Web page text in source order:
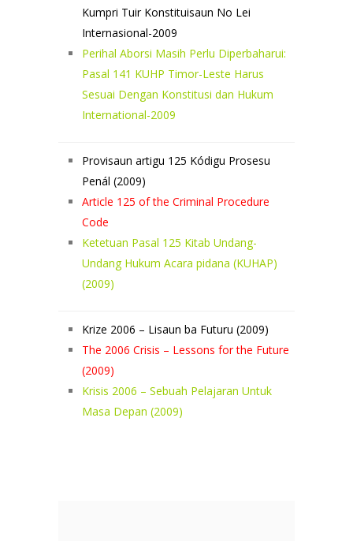
Kumpri Tuir Konstituisaun No Lei
Internasional-2009
Perihal Aborsi Masih Perlu Diperbaharui:
Pasal 141 KUHP Timor-Leste Harus
Sesuai Dengan Konstitusi dan Hukum
International-2009
Provisaun artigu 125 Kódigu Prosesu
Penál (2009)
Article 125 of the Criminal Procedure
Code
Ketetuan Pasal 125 Kitab Undang-
Undang Hukum Acara pidana (KUHAP)
(2009)
Krize 2006 – Lisaun ba Futuru (2009)
The 2006 Crisis – Lessons for the Future
(2009)
Krisis 2006 – Sebuah Pelajaran Untuk
Masa Depan (2009)